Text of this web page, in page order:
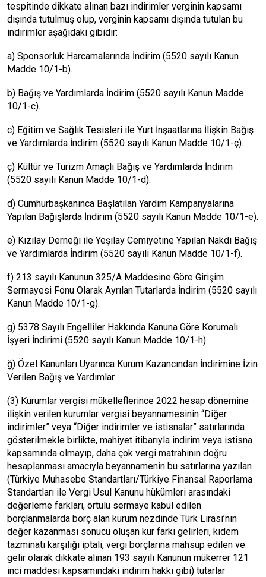
tespitinde dikkate alınan bazı indirimler verginin kapsamı
dışında tutulmuş olup, verginin kapsamı dışında tutulan bu
indirimler aşağıdaki gibidir:
a) Sponsorluk Harcamalarında İndirim (5520 sayılı Kanun
Madde 10/1-b).
b) Bağış ve Yardımlarda İndirim (5520 sayılı Kanun Madde
10/1-c).
c) Eğitim ve Sağlık Tesisleri ile Yurt İnşaatlarına İlişkin Bağış
ve Yardımlarda İndirim (5520 sayılı Kanun Madde 10/1-ç).
ç) Kültür ve Turizm Amaçlı Bağış ve Yardımlarda İndirim
(5520 sayılı Kanun Madde 10/1-d).
d) Cumhurbaşkanınca Başlatılan Yardım Kampanyalarına
Yapılan Bağışlarda İndirim (5520 sayılı Kanun Madde 10/1-e).
e) Kızılay Derneği ile Yeşilay Cemiyetine Yapılan Nakdi Bağış
ve Yardımlarda İndirim (5520 sayılı Kanun Madde 10/1-f).
f) 213 sayılı Kanunun 325/A Maddesine Göre Girişim
Sermayesi Fonu Olarak Ayrılan Tutarlarda İndirim (5520 sayılı
Kanun Madde 10/1-g).
g) 5378 Sayılı Engelliler Hakkında Kanuna Göre Korumalı
İşyeri İndirimi (5520 sayılı Kanun Madde 10/1-h).
ğ) Özel Kanunları Uyarınca Kurum Kazancından İndirimine İzin
Verilen Bağış ve Yardımlar.
(3) Kurumlar vergisi mükelleflerince 2022 hesap dönemine
ilişkin verilen kurumlar vergisi beyannamesinin “Diğer
indirimler” veya “Diğer indirimler ve istisnalar” satırlarında
gösterilmekle birlikte, mahiyet itibarıyla indirim veya istisna
kapsamında olmayıp, daha çok vergi matrahının doğru
hesaplanması amacıyla beyannamenin bu satırlarına yazılan
(Türkiye Muhasebe Standartları/Türkiye Finansal Raporlama
Standartları ile Vergi Usul Kanunu hükümleri arasındaki
değerleme farkları, örtülü sermaye kabul edilen
borçlanmalarda borç alan kurum nezdinde Türk Lirası’nın
değer kazanması sonucu oluşan kur farkı gelirleri, kıdem
tazminatı karşılığı iptali, vergi borçlarına mahsup edilen ve
gelir olarak dikkate alınan 193 sayılı Kanunun mükerrer 121
inci maddesi kapsamındaki indirim hakkı gibi) tutarlar